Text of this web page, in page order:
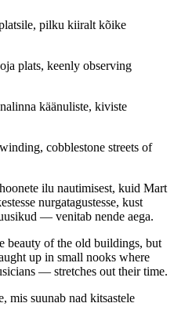
pilku kiiralt kõike
plats, keenly observing
käänuliste, kiviste
cobblestone streets of
ilu nautimisest, kuid Mart
nurgatagustesse, kust
— venitab nende aega.
beauty of the old buildings, but
up in small nooks where
— stretches out their time.
mis suunab nad kitsastele